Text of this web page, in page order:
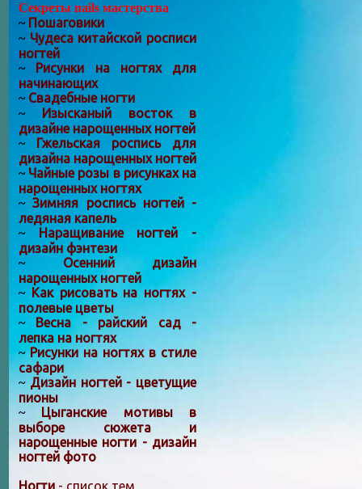
Секреты nails мастерства
~ Пошаговики
~ Чудеса китайской росписи
ногтей
~ Рисунки на ногтях для
начинающих
~ Свадебные ногти
~ Изысканый восток в
дизайне нарощенных ногтей
~ Гжельская роспись для
дизайна нарощенных ногтей
~ Чайные розы в рисунках на
нарощенных ногтях
~Зимняя роспись ногтей -
ледяная капель
~ Наращивание ногтей -
дизайн фэнтези
~ Осенний дизайн
нарощенных ногтей
~ Как рисовать на ногтях -
полевые цветы
~ Весна - райский сад -
лепка на ногтях
~Рисунки на ногтях в стиле
сафари
~ Дизайн ногтей - цветущие
пионы
~ Цыганские мотивы в
выборе сюжета и
нарощенные ногти - дизайн
ногтей фото
Ногти - список тем